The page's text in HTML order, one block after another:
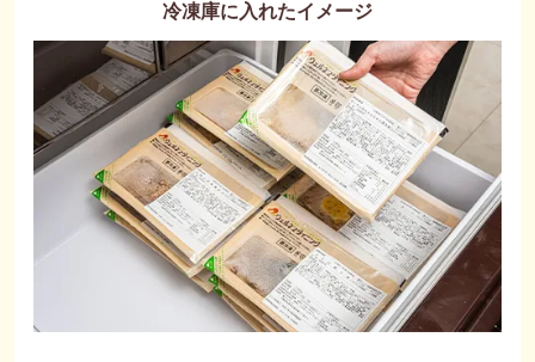
冷凍庫に入れたイメージ